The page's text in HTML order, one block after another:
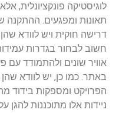
לוגיסטיקה פונקציונלית,
תאונות ומפגעים. ההתקנה
דרישה חוקית ויש לוודא
חשוב לבחור בגדרות
אוויר שונים ולהתמודד עם
באתר. כמו כן, יש לוודא
הפרויקט ומספקות בידוד
ניידות אלו מתוכננות להגן